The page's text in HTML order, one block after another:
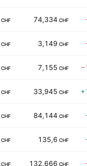
CHF 74,334 CHF
CHF 3,149 CHF
CHF 7,155 CHF
CHF 33,945 CHF
CHF 84,144 CHF
CHF 135,6 CHF
CHF 132,666 CHF